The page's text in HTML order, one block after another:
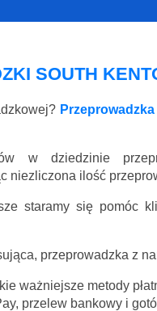
SOUTH
w dziedzinie
niezliczona ilość
staramy się pomóc
przeprowadzka z
ważniejsze metody
przelew bankowy i